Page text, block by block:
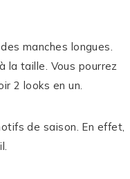
manches longues.
la taille. Vous pourrez
2 looks en un.
de saison. En effet,